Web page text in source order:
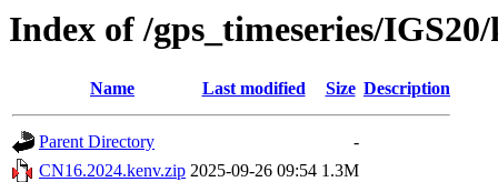
Index of /gps_timeseries/
Name Last modified Size Description
Parent Directory
-
CN16.2024.kenv.zip 2025-09-26 09:54 1.3M